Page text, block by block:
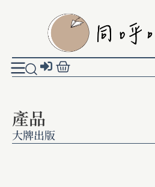
產品
大牌出版